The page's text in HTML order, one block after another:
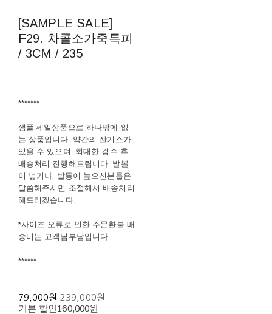
[SAMPLE SALE]
F29. 차콜소가죽특피
/ 3CM / 235
*******
샘플,세일상품으로 하나밖에 없
는 상품입니다. 약간의 잔기스가
있을 수 있으며, 최대한 검수 후
배송처리 진행해드립니다. 발볼
이 넓거나, 발등이 높으신분들은
말씀해주시면 조절해서 배송처리
해드리겠습니다.
*사이즈 오류로 인한 주문환불 배
송비는 고객님부담입니다.
******
79,000원 239,000원
기본 할인160,000원